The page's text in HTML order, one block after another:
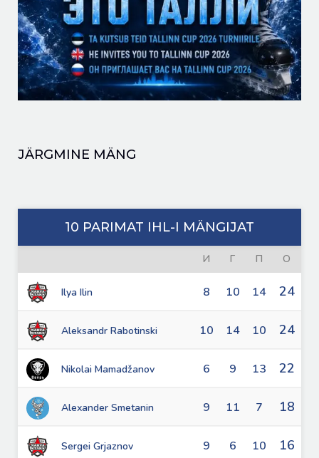
JÄRGMINE MÄNG
10 PARIMAT IHL-I MÄNGIJAT
И Г П О
Ilya Ilin 8 10 14 24
Aleksandr Rabotinski 10 14 10 24
Nikolai Mamadžanov 6 9 13 22
Alexander Smetanin 9 11 7 18
Sergei Grjaznov 9 6 10 16